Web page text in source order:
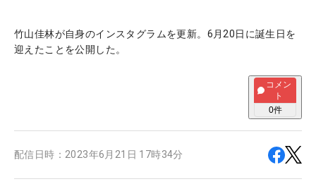
竹山佳林が自身のインスタグラムを更新。6月20日に誕生日を
迎えたことを公開した。
コメン
ト
0件
配信日時： 2023年6月21日 17時34分